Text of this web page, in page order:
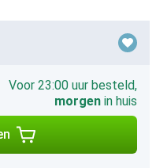
Voor 23:00 uur besteld,
morgen in huis